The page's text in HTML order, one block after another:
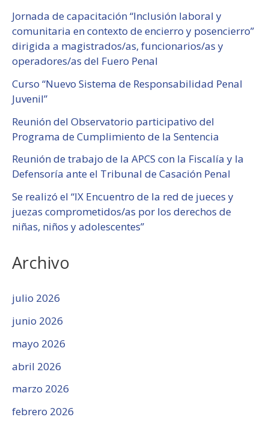
Jornada de capacitación “Inclusión laboral y
comunitaria en contexto de encierro y posencierro”
dirigida a magistrados/as, funcionarios/as y
operadores/as del Fuero Penal
Curso “Nuevo Sistema de Responsabilidad Penal
Juvenil”
Reunión del Observatorio participativo del
Programa de Cumplimiento de la Sentencia
Reunión de trabajo de la APCS con la Fiscalía y la
Defensoría ante el Tribunal de Casación Penal
Se realizó el “IX Encuentro de la red de jueces y
juezas comprometidos/as por los derechos de
niñas, niños y adolescentes”
Archivo
julio 2026
junio 2026
mayo 2026
abril 2026
marzo 2026
febrero 2026